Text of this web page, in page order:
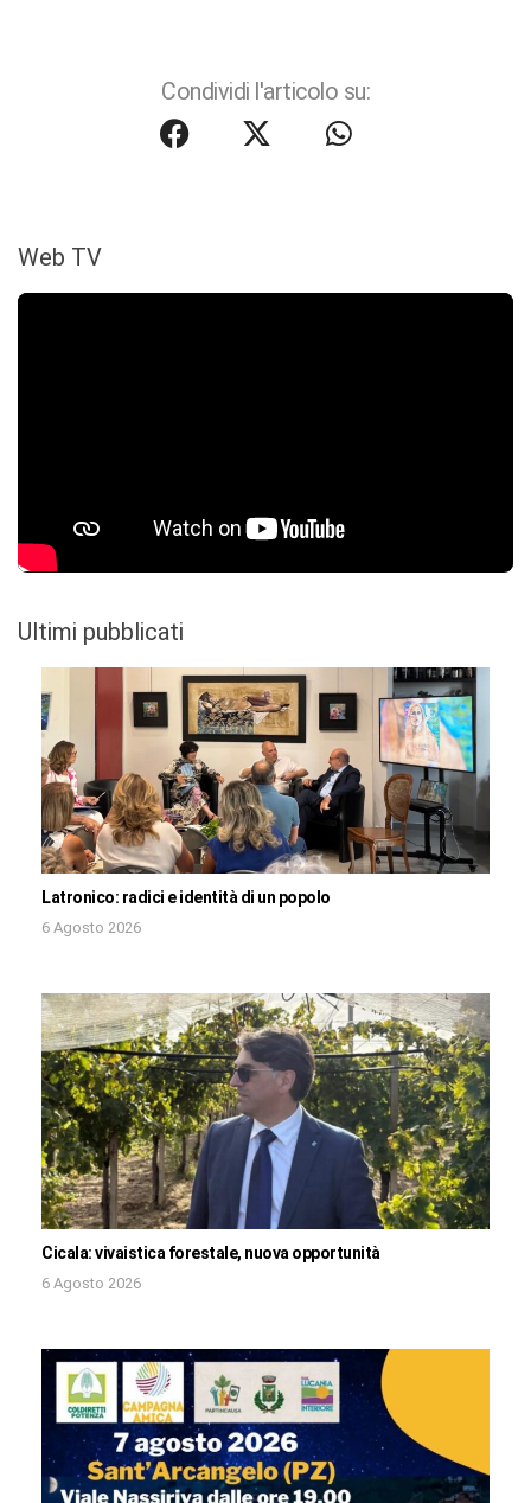
Condividi l'articolo su:
Web TV
Ultimi pubblicati
Latronico: radici e identità di un popolo
6 Agosto 2026
Cicala: vivaistica forestale, nuova opportunità
6 Agosto 2026